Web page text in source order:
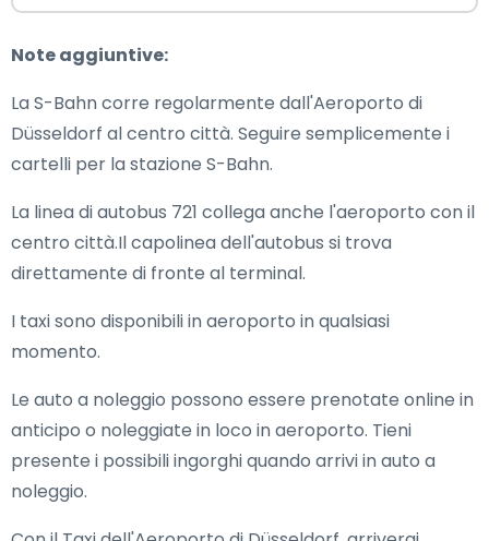
Note aggiuntive:
La S-Bahn corre regolarmente dall'Aeroporto di
Düsseldorf al centro città. Seguire semplicemente i
cartelli per la stazione S-Bahn.
La linea di autobus 721 collega anche l'aeroporto con il
centro città.Il capolinea dell'autobus si trova
direttamente di fronte al terminal.
I taxi sono disponibili in aeroporto in qualsiasi
momento.
Le auto a noleggio possono essere prenotate online in
anticipo o noleggiate in loco in aeroporto. Tieni
presente i possibili ingorghi quando arrivi in auto a
noleggio.